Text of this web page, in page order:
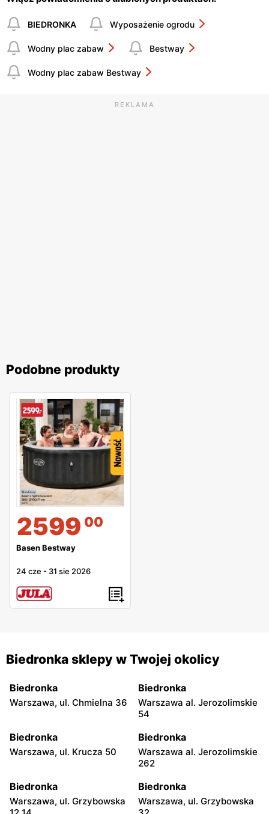
BIEDRONKA Wyposażenie ogrodu
Wodny plac zabaw Bestway
Wodny plac zabaw Bestway
REKLAMA
Podobne produkty
2599 00
Basen Bestway
24 cze - 31 sie 2026
Biedronka sklepy w Twojej okolicy
Biedronka
Warszawa, ul. Chmielna 36
Biedronka
Warszawa al. Jerozolimskie
54
Biedronka
Warszawa, ul. Krucza 50
Biedronka
Warszawa al. Jerozolimskie
262
Biedronka
Warszawa, ul. Grzybowska
Biedronka
Warszawa, ul. Grzybowska